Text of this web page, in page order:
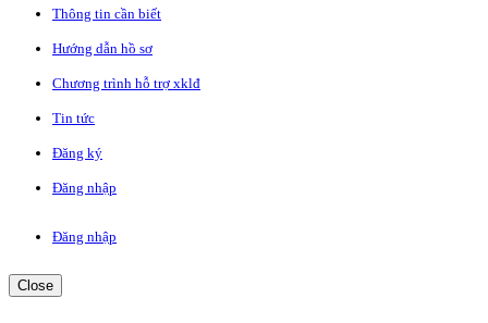
Thông tin cần biết
Hướng dẫn hồ sơ
Chương trình hỗ trợ xklđ
Tin tức
Đăng ký
Đăng nhập
Đăng nhập
Close